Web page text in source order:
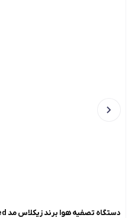
دستگاه تصفیه هوا برند زیکلاس مد Zyklusmed مدل A01